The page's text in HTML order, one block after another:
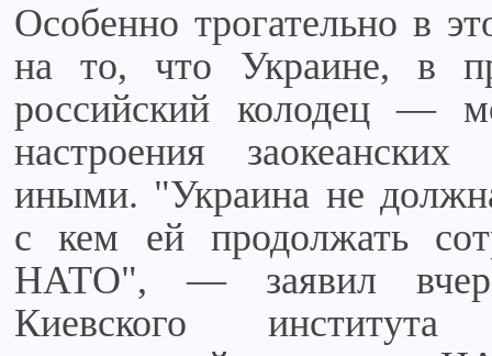
Особенно трогательно в
на то, что Украине, в
российский колодец —
настроения
иными. "Украина не
с кем ей продолжать
НАТО", — заявил
Киевского